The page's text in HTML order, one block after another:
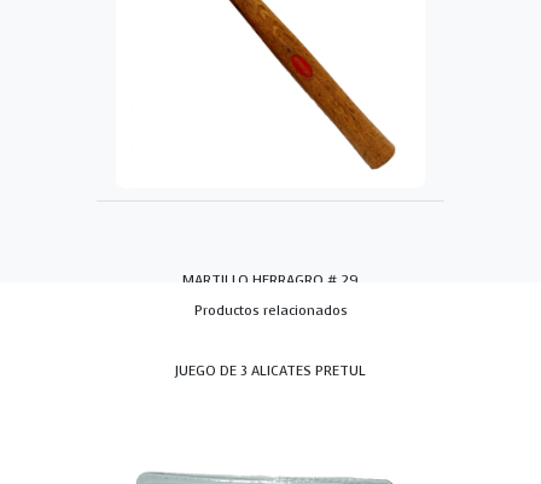
MARTILLO HERRAGRO # 29
Productos relacionados
JUEGO DE 3 ALICATES PRETUL